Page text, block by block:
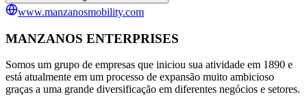
www.manzanosmobility.com
MANZANOS ENTERPRISES
Somos um grupo de empresas que iniciou sua atividade em 1890 e
está atualmente em um processo de expansão muito ambicioso
graças a uma grande diversificação em diferentes negócios e setores.